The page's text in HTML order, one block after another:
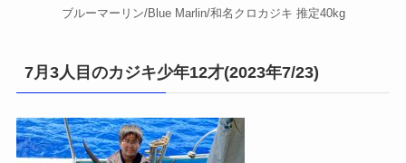
ブルーマーリン/Blue Marlin/和名クロカジキ 推定40kg
7月3人目のカジキ少年12才(2023年7/23)